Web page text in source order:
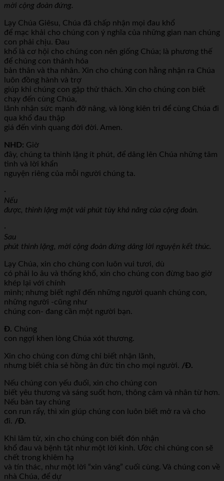
mời cộng đoàn đứng.
Lạy Chúa Giêsu, Chúa đã chấp nhận mọi đau khổ
để mạc khải cho chúng con ý nghĩa của những gian nan chúng
con phải chịu. Đau
khổ là cơ hội cho chúng con nên giống Chúa; là phương thế
để chúng con thánh hóa
bản thân và tha nhân. Xin cho chúng con hằng nhận ra Chúa
luôn đồng hành và trợ
giúp khi chúng con gặp thử thách. Xin cho chúng con biết
chạy đến cùng Chúa,
lãnh nhận sức mạnh đỡ nâng, và lòng kiên trì để cùng Chúa đi
qua khổ đau thập
giá đến vinh quang đời đời. Amen.
NHD: Giờ
đây, chúng ta thinh lặng ít phút, để dâng lên Chúa những tâm
tình và lời khẩn
nguyện riêng của mỗi người chúng ta.
·
Nếu
được, thinh lặng một vài phút tùy khả năng của cộng đoàn.
·
Sau
phút thinh lặng, mời cộng đoàn đứng dâng lời nguyện kết thúc.
Lạy Chúa, xin cho chúng con luôn vui tươi, dù
có phải lo âu và thống khổ, xin cho chúng con đừng bao giờ
khép lại với chính
mình; nhưng biết nghĩ đến những người quanh chúng con,
những người -cũng như
chúng con- đang cần một người bạn.
Đ. Chúng
con ngợi khen lòng Chúa xót thương.
Xin cho chúng con đừng chỉ biết nhận lãnh,
nhưng biết chia sẻ hồng ân đức tin cho mọi người. /Đ.
Nếu chúng con yếu đuối, xin cho chúng con
biết yêu thương và sáng suốt hơn, thông cảm và nhân từ hơn.
Nếu bàn tay chúng
con run rẩy, thì xin giúp chúng con luôn biết mở ra và cho
đi. /Đ.
Khi lâm tử, xin cho chúng con biết đón nhận
khổ đau và bệnh tật như một lời kinh. Ước chi chúng con sẽ
chết trong khiêm hạ
và tín thác, như một lời “xin vâng” cuối cùng. Và chúng con về
nhà Chúa, để dự